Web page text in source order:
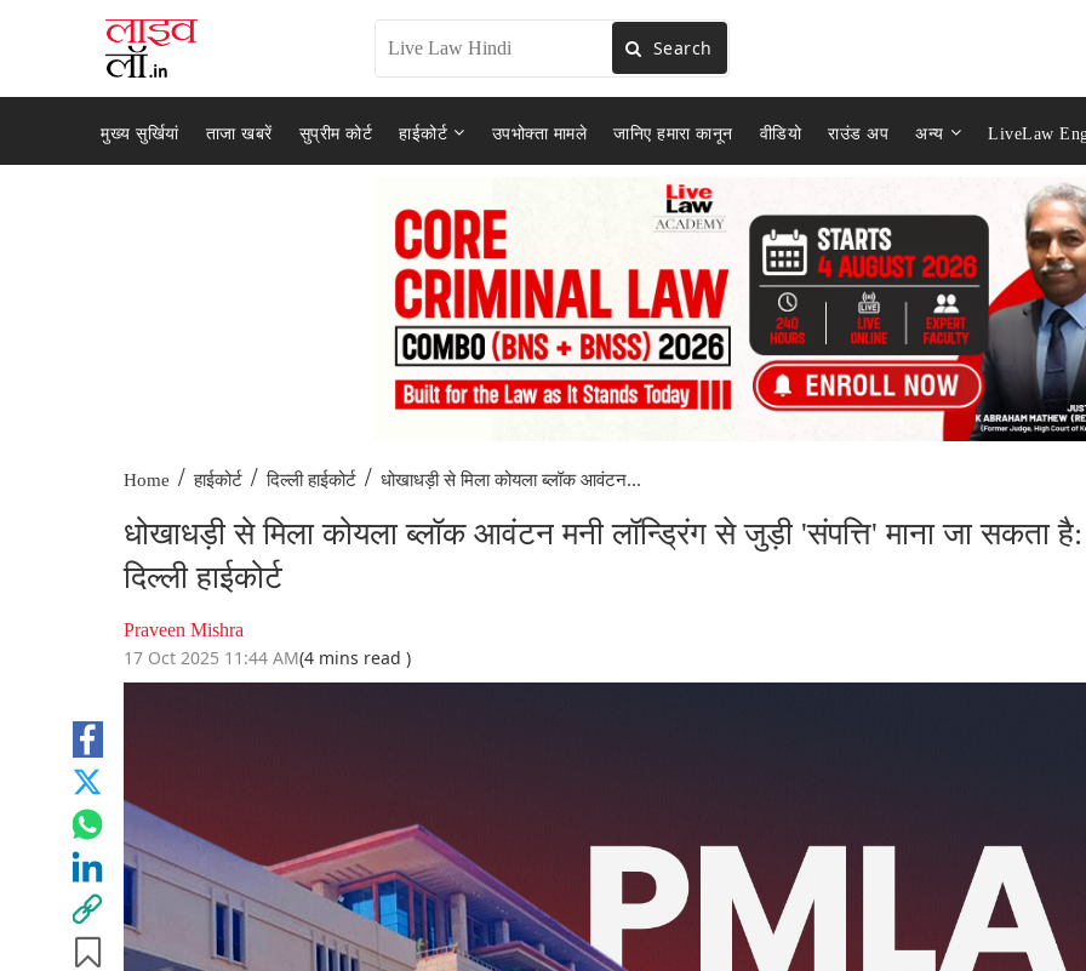
Search
मुख्य सुर्खियां ताजा खबरें सुप्रीम कोर्ट हाईकोर्ट उपभोक्ता मामले जानिए हमारा कानून वीडियो राउंड अप अन्य LiveLaw
Home / हाईकोर्ट / दिल्ली हाईकोर्ट / धोखाधड़ी से मिला कोयला ब्लॉक आवंटन...
धोखाधड़ी से मिला कोयला ब्लॉक आवंटन मनी लॉन्ड्रिंग से जुड़ी 'संपत्ति' माना जा सकता है:
दिल्ली हाईकोर्ट
Praveen Mishra
17 Oct 2025 11:44 AM(4 mins read )